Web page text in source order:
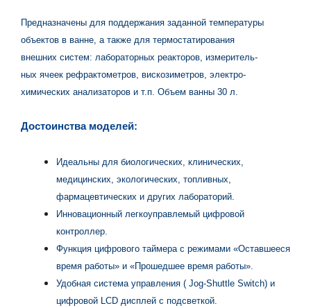
Предназначены для поддержания заданной температуры
объектов в ванне, а также для термостатирования
внешних систем: лабораторных реакторов, измеритель-
ных ячеек рефрактометров, вискозиметров, электро-
химических анализаторов и т.п. Объем ванны 30 л.
Достоинства моделей:
Идеальны для биологических, клинических,
медицинских, экологических, топливных,
фармацевтических и других лабораторий.
Инновационный легкоуправлемый цифровой
контроллер.
Функция цифрового таймера с режимами «Оставшееся
время работы» и «Прошедшее время работы».
Удобная система управления ( Jog-Shuttle Switch) и
цифровой LCD дисплей с подсветкой.